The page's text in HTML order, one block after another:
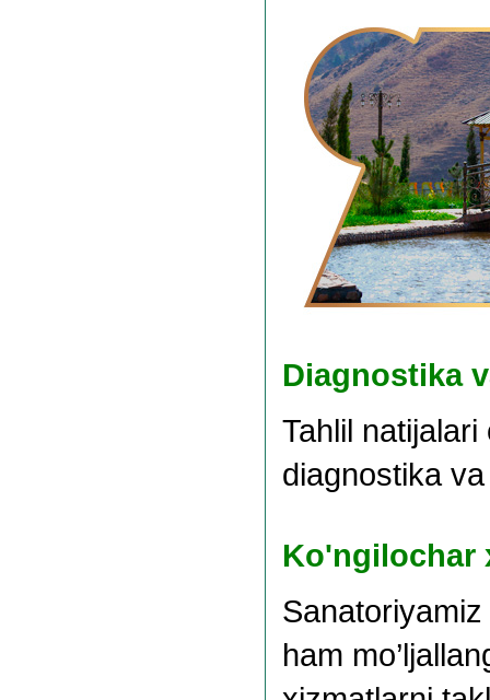
Diagnostika
Tahlil
diagnostika
Ko'ngilochar
ham